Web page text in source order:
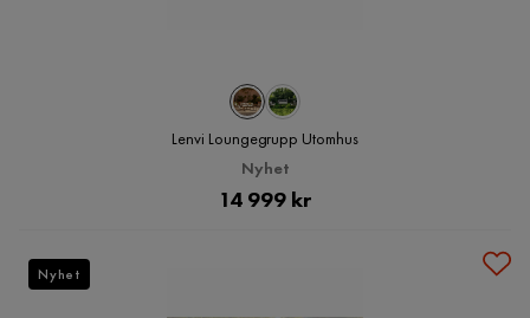
Lenvi Loungegrupp Utomhus
Nyhet
Pris
14 999 kr
Nyhet